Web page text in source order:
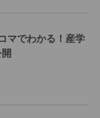
マでわかる！産学